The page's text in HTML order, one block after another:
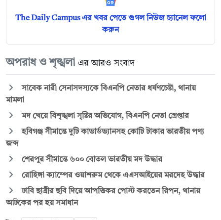
The Daily Campus এর খবর পেতে গুগল নিউজ চ্যানেল ফলো
করুন
অপরাধ ও শৃঙ্খলা এর আরও সংবাদ
সাবেক নারী সেনাসদস্যকে বিএনপি নেতার ধর্ষণচেষ্টা, থানায়
মামলা
মদ খেয়ে বিশৃঙ্খলা সৃষ্টির অভিযোগ, বিএনপি নেতা গ্রেপ্তার
হবিগঞ্জ সীমান্তে দুটি কাভার্ডভ্যানসহ কোটি টাকার ভারতীয় পণ্য
জব্দ
শেরপুর সীমান্তে ৬০০ বোতল ভারতীয় মদ উদ্ধার
রোহিঙ্গা ক্যাম্পের ওয়াশরুম থেকে এএসআইয়ের মরদেহ উদ্ধার
ঢাবি ছাত্রীর ছবি দিয়ে আপত্তিকর পোস্ট করতেন রিপন, থানায়
আটকের পর হয় সমাধান